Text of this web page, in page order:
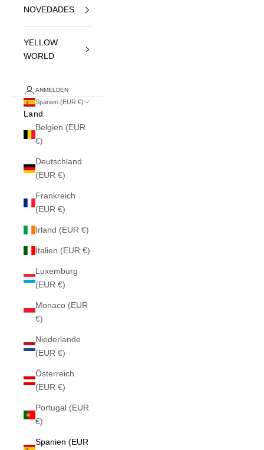
NOVEDADES
YELLOW
WORLD
ANMELDEN
Spanien (EUR €)
Land
Belgien (EUR
€)
Deutschland
(EUR €)
Frankreich
(EUR €)
Irland (EUR €)
Italien (EUR €)
Luxemburg
(EUR €)
Monaco (EUR
€)
Niederlande
(EUR €)
Österreich
(EUR €)
Portugal (EUR
€)
Spanien (EUR